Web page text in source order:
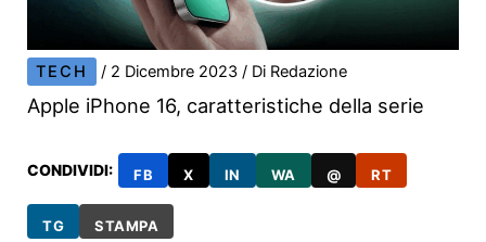
TECH / 2 Dicembre 2023/ Di Redazione
Apple iPhone 16, caratteristiche della serie
CONDIVIDI: FB X IN WA @ RT
TG STAMPA